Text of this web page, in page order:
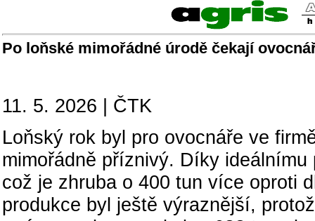
Po loňské mimořádné úrodě čekají
11. 5. 2026 | ČTK
Loňský rok byl pro ovocnáře ve
mimořádně příznivý. Díky
což je zhruba o 400 tun více oproti
produkce byl ještě výraznější,